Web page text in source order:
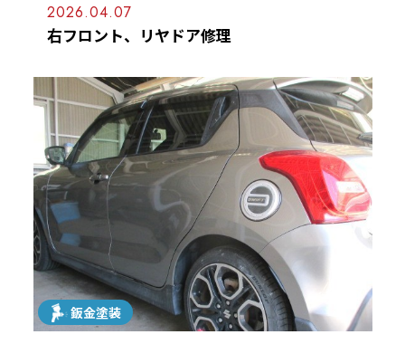
2026.04.07
右フロント、リヤドア修理
鈑金塗装